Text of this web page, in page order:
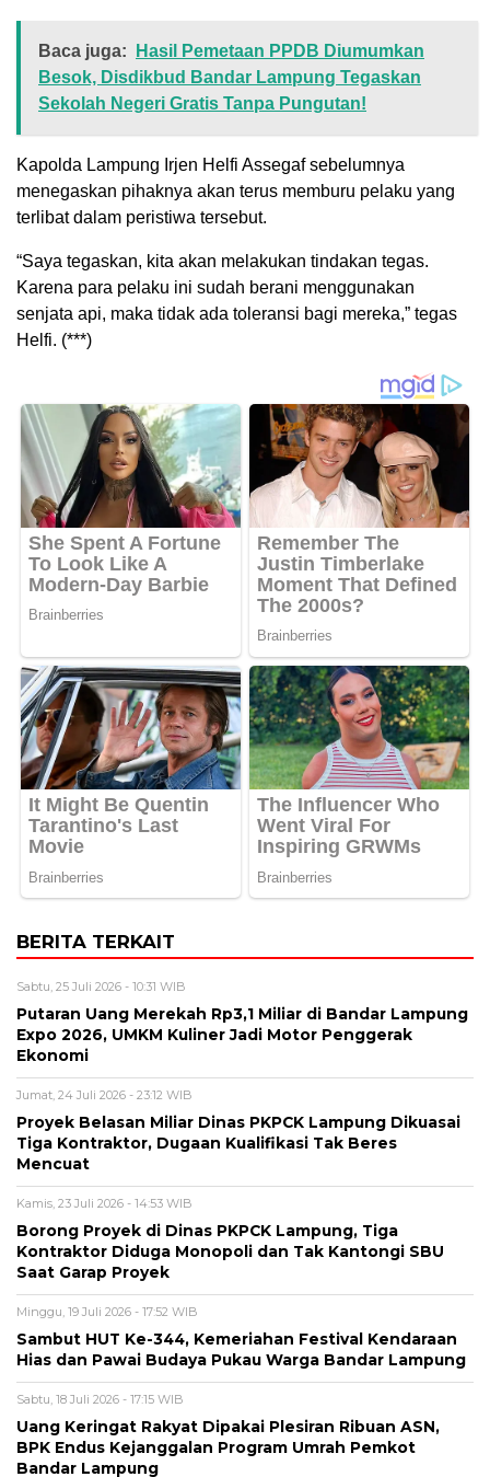
Baca juga:
Hasil Pemetaan PPDB Diumumkan
Besok, Disdikbud Bandar Lampung Tegaskan
Sekolah Negeri Gratis Tanpa Pungutan!
Kapolda Lampung Irjen Helfi Assegaf sebelumnya
menegaskan pihaknya akan terus memburu pelaku yang
terlibat dalam peristiwa tersebut.
“Saya tegaskan, kita akan melakukan tindakan tegas.
Karena para pelaku ini sudah berani menggunakan
senjata api, maka tidak ada toleransi bagi mereka,” tegas
Helfi. (***)
BERITA TERKAIT
Sabtu, 25 Juli 2026 - 10:31 WIB
Putaran Uang Merekah Rp3,1 Miliar di Bandar Lampung
Expo 2026, UMKM Kuliner Jadi Motor Penggerak
Ekonomi
Jumat, 24 Juli 2026 - 23:12 WIB
Proyek Belasan Miliar Dinas PKPCK Lampung Dikuasai
Tiga Kontraktor, Dugaan Kualifikasi Tak Beres
Mencuat
Kamis, 23 Juli 2026 - 14:53 WIB
Borong Proyek di Dinas PKPCK Lampung, Tiga
Kontraktor Diduga Monopoli dan Tak Kantongi SBU
Saat Garap Proyek
Minggu, 19 Juli 2026 - 17:52 WIB
Sambut HUT Ke-344, Kemeriahan Festival Kendaraan
Hias dan Pawai Budaya Pukau Warga Bandar Lampung
Sabtu, 18 Juli 2026 - 17:15 WIB
Uang Keringat Rakyat Dipakai Plesiran Ribuan ASN,
BPK Endus Kejanggalan Program Umrah Pemkot
Bandar Lampung